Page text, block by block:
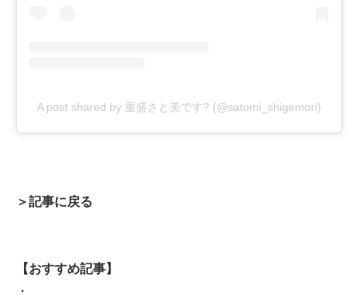
A post shared by 重盛さと美です? (@satomi_shigemori)
＞記事に戻る
【おすすめ記事】
・